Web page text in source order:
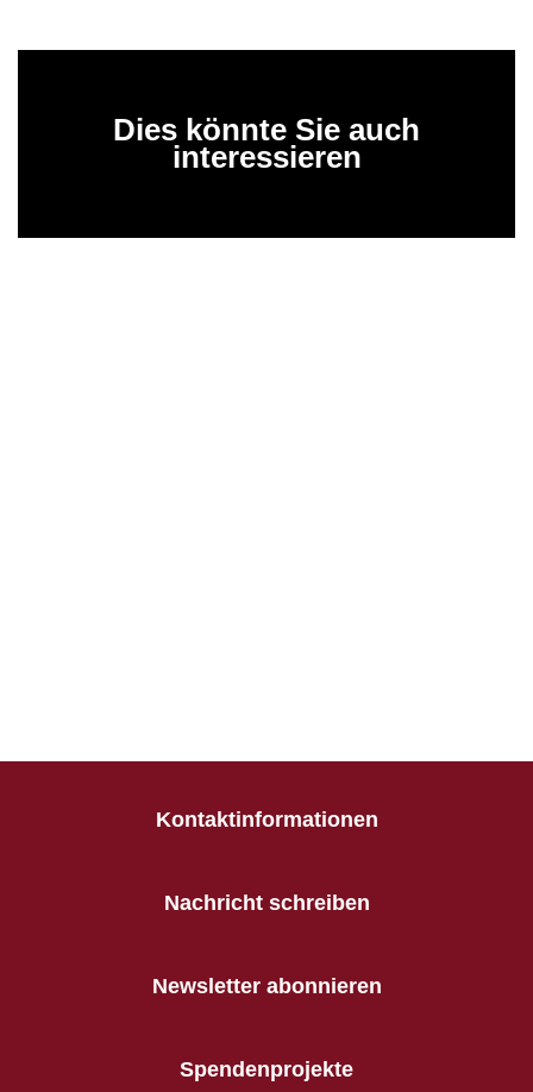
Dies könnte Sie auch
interessieren
Kontaktinformationen
Nachricht schreiben
Newsletter abonnieren
Spendenprojekte